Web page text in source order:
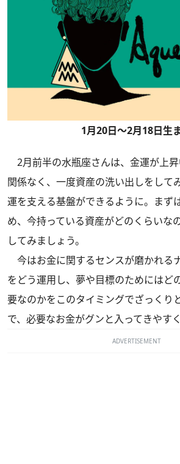
1月20日～2月18日生
2月前半の水瓶座さんは、金運が上
関係なく、一度資産の洗い出しをして
運を支える基盤ができるように。まず
め、今持っている資産がどのくらいな
してみましょう。
今はお金に関するセンスが磨かれ
をどう運用し、夢や目標のためにはど
要なのかをこのタイミングでざっくり
で、必要なお金がグンと入ってきやす
ADVERTISEMENT